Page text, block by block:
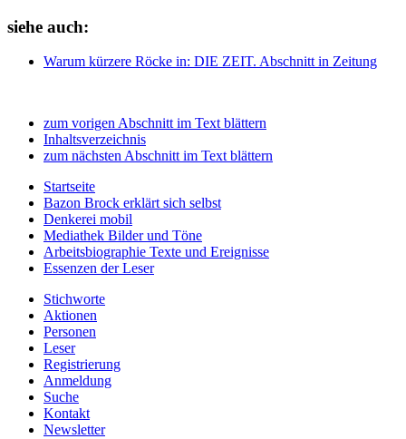
siehe auch:
Warum kürzere Röcke in: DIE ZEIT. Abschnitt in Zeitung
zum vorigen Abschnitt im Text blättern
Inhaltsverzeichnis
zum nächsten Abschnitt im Text blättern
Startseite
Bazon Brock erklärt sich selbst
Denkerei mobil
Mediathek Bilder und Töne
Arbeitsbiographie Texte und Ereignisse
Essenzen der Leser
Stichworte
Aktionen
Personen
Leser
Registrierung
Anmeldung
Suche
Kontakt
Newsletter